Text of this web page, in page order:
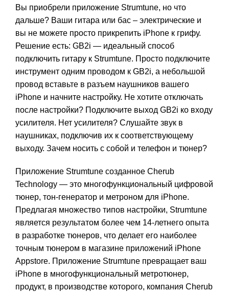
Вы приобрели приложение Strumtune, но что
дальше? Ваши гитара или бас – электрические и
вы не можете просто прикрепить iPhone к грифу.
Решение есть: GB2i — идеальный способ
подключить гитару к Strumtune. Просто подключите
инструмент одним проводом к GB2i, а небольшой
провод вставьте в разъем наушников вашего
iPhone и начните настройку. Не хотите отключать
после настройки? Подключите выход GB2i ко входу
усилителя. Нет усилителя? Слушайте звук в
наушниках, подключив их к соответствующему
выходу. Зачем носить с собой и телефон и тюнер?
Приложение Strumtune созданное Cherub
Technology — это многофункциональный цифровой
тюнер, тон-генератор и метроном для iPhone.
Предлагая множество типов настройки, Strumtune
является результатом более чем 14-летнего опыта
в разработке тюнеров, что делает его наиболее
точным тюнером в магазине приложений iPhone
Appstore. Приложение Strumtune превращает ваш
iPhone в многофункциональный метротюнер,
продукт, в производстве которого, компания Cherub